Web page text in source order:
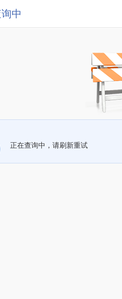
中
正在查询中，请刷新重试